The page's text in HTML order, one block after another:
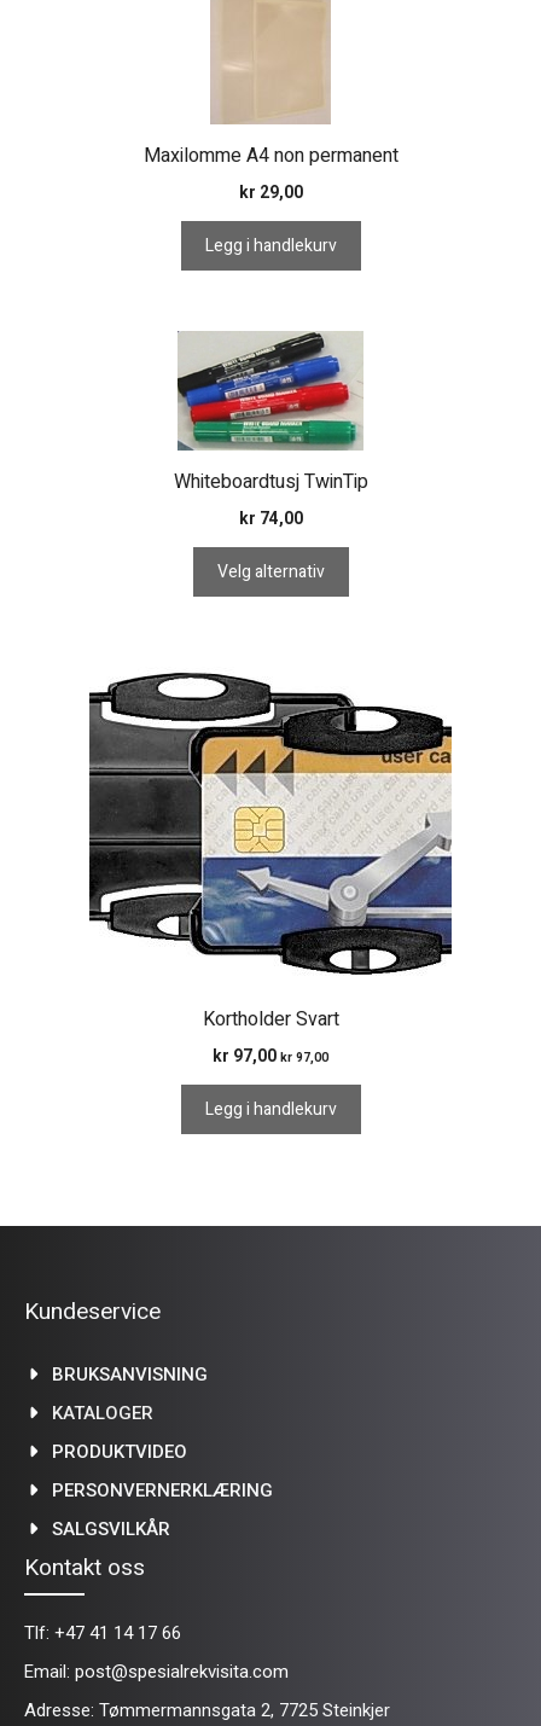
Maxilomme A4 non permanent
kr 29,00
Legg i handlekurv
Whiteboardtusj TwinTip
kr 74,00
Velg alternativ
Kortholder Svart
kr 97,00 kr 97,00
Legg i handlekurv
Kundeservice
BRUKSANVISNING
KATALOGER
PRODUKTVIDEO
PERSONVERNERKLÆRING
SALGSVILKÅR
Kontakt oss
Tlf: +47 41 14 17 66
Email: post@spesialrekvisita.com
Adresse: Tømmermannsgata 2, 7725 Steinkjer